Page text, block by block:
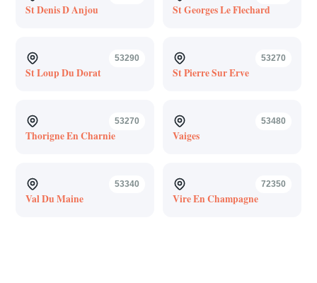
St Denis D Anjou St Georges Le Flechard
53290
St Loup Du Dorat
53270
St Pierre Sur Erve
53270
Thorigne En Charnie
53480
Vaiges
53340
Val Du Maine
72350
Vire En Champagne